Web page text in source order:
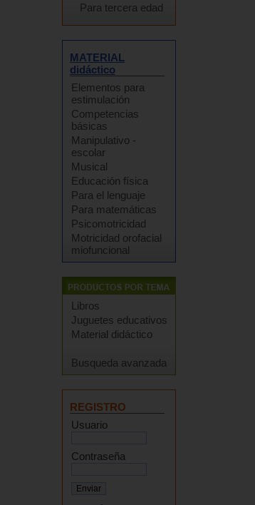
Para tercera edad
MATERIAL
didáctico
Elementos para
estimulación
Competencias
básicas
Manipulativo -
escolar
Musical
Educación física
Para el lenguaje
Para matemáticas
Psicomotricidad
Motricidad orofacial
miofuncional
Libros
Juguetes educativos
Material didáctico
Busqueda avanzada
REGISTRO
Usuario
Contraseña